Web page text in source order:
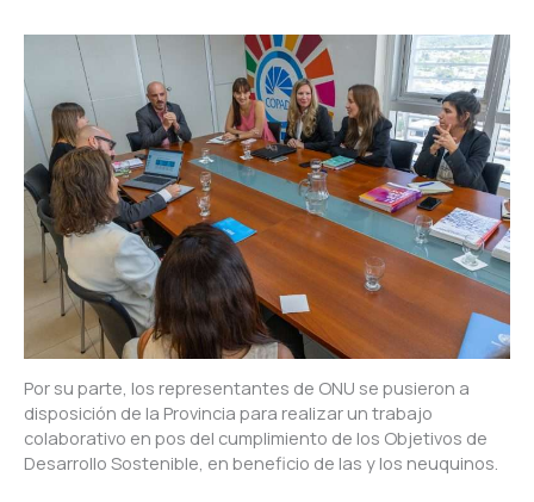
Por su parte, los representantes de ONU se pusieron a
disposición de la Provincia para realizar un trabajo
colaborativo en pos del cumplimiento de los Objetivos de
Desarrollo Sostenible, en beneficio de las y los neuquinos.